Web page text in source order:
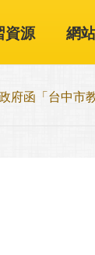
資源 網
府函「台中市